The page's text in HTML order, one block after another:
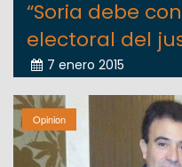
“Soria debe
electoral del
7 enero 2015
Opinion